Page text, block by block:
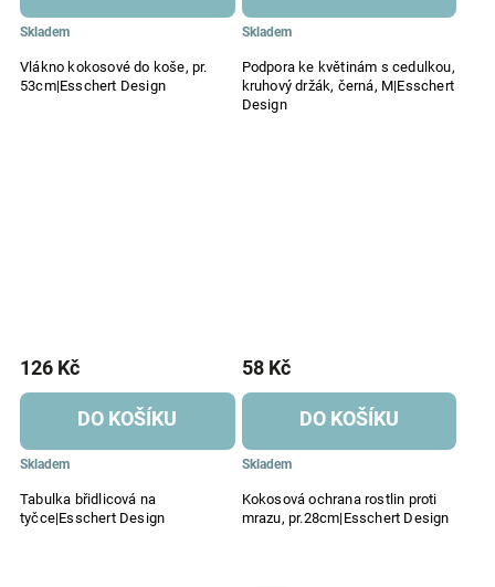
Vlákno kokosové do koše, pr.
53cm|Esschert Design
Skladem
Podpora ke květinám s cedulkou,
kruhový držák, černá, M|Esschert
Design
Skladem
Tabulka břidlicová na
tyčce|Esschert Design
Skladem
126 Kč
DO KOŠÍKU
Kokosová ochrana rostlin proti
mrazu, pr.28cm|Esschert Design
Skladem
58 Kč
DO KOŠÍKU